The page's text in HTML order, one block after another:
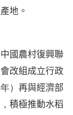
地。
國農村復興聯
改組成立行政
年） 再與經濟部
積極推動水稻